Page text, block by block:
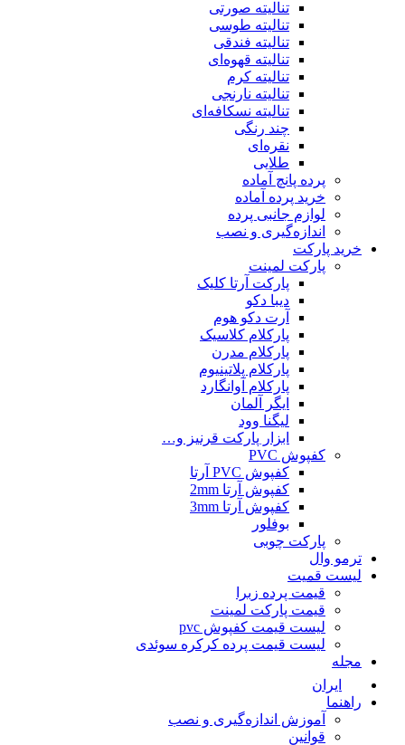
تنالیته صورتی
تنالیته طوسی
تنالیته فندقی
تنالیته قهوه‌ای
تنالیته کرم
تنالیته نارنجی
تنالیته نسکافه‌ای
چند رنگی
نقره‌ای
پرده پانچ آماده
خرید پرده آماده
لوازم جانبی پرده
اندازه‌گیری و نصب
پارکت
پارکت لمینت
پارکت آرتا کلیک
دیبا دکو
آرت دکو هوم
پارکلام کلاسیک
پارکلام مدرن
پارکلام پلاتینیوم
پارکلام آوانگارد
ایگر آلمان
لیگنا وود
ابزار پارکت قرنیز و…
کفپوش PVC
کفپوش PVC آرتا
کفپوش آرتا 2mm
کفپوش آرتا 3mm
پارکت چوبی
وال
قمیت
قیمت پرده زبرا
قیمت پارکت لمینت
لیست قیمت کفپوش pvc
لیست قیمت پرده کرکره سوئدی
ایران
آموزش اندازه‌گیری و نصب